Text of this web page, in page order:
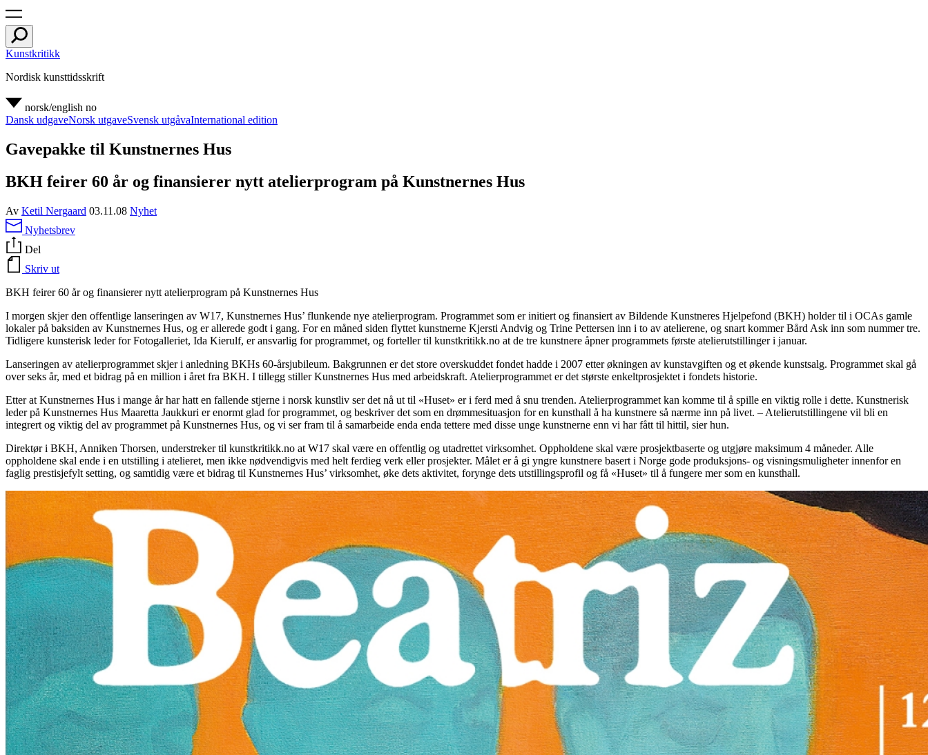
Kunstkritikk
Nordisk kunsttidsskrift
norsk/english no
Dansk udgaveNorsk utgaveSvensk utgåvaInternational edition
Gavepakke til Kunstnernes Hus
BKH feirer 60 år og finansierer nytt atelierprogram på Kunstnernes Hus
Av Ketil Nergaard 03.11.08 Nyhet
Nyhetsbrev
Del
Skriv ut
BKH feirer 60 år og finansierer nytt atelierprogram på Kunstnernes Hus
I morgen skjer den offentlige lanseringen av W17, Kunstnernes Hus’ flunkende nye atelierprogram. Programmet som er initiert og finansiert av Bildende Kunstneres Hjelpefond (BKH) holder til i OCAs gamle
lokaler på baksiden av Kunstnernes Hus, og er allerede godt i gang. For en måned siden flyttet kunstnerne Kjersti Andvig og Trine Pettersen inn i to av atelierene, og snart kommer Bård Ask inn som nummer tre.
Tidligere kunsterisk leder for Fotogalleriet, Ida Kierulf, er ansvarlig for programmet, og forteller til kunstkritikk.no at de tre kunstnere åpner programmets første atelierutstillinger i januar.
Lanseringen av atelierprogrammet skjer i anledning BKHs 60-årsjubileum. Bakgrunnen er det store overskuddet fondet hadde i 2007 etter økningen av kunstavgiften og et økende kunstsalg. Programmet skal gå
over seks år, med et bidrag på en million i året fra BKH. I tillegg stiller Kunstnernes Hus med arbeidskraft. Atelierprogrammet er det største enkeltprosjektet i fondets historie.
Etter at Kunstnernes Hus i mange år har hatt en fallende stjerne i norsk kunstliv ser det nå ut til «Huset» er i ferd med å snu trenden. Atelierprogrammet kan komme til å spille en viktig rolle i dette. Kunstnerisk
leder på Kunstnernes Hus Maaretta Jaukkuri er enormt glad for programmet, og beskriver det som en drømmesituasjon for en kunsthall å ha kunstnere så nærme inn på livet. – Atelierutstillingene vil bli en
integrert og viktig del av programmet på Kunstnernes Hus, og vi ser fram til å samarbeide enda enda tettere med disse unge kunstnerne enn vi har fått til hittil, sier hun.
Direktør i BKH, Anniken Thorsen, understreker til kunstkritikk.no at W17 skal være en offentlig og utadrettet virksomhet. Oppholdene skal være prosjektbaserte og utgjøre maksimum 4 måneder. Alle
oppholdene skal ende i en utstilling i atelieret, men ikke nødvendigvis med helt ferdieg verk eller prosjekter. Målet er å gi yngre kunstnere basert i Norge gode produksjons- og visningsmuligheter innenfor en
faglig prestisjefylt setting, og samtidig være et bidrag til Kunstnernes Hus’ virksomhet, øke dets aktivitet, forynge dets utstillingsprofil og få «Huset» til å fungere mer som en kunsthall.